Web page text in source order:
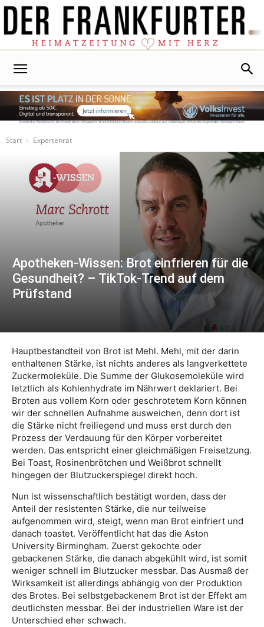
Start
Expertenrat
Apotheken-Wissen: Brot einfrieren für die
Gesundheit? – TikTok-Trend auf dem
Prüfstand
Hauptbestandteil von Brot ist Mehl. Mehl, mit der darin
enthaltenen Stärke, ist nichts anderes als langverkettete
Zuckermoleküle. Die Summe der Glukosemoleküle wird
letztlich als Kohlenhydrate im Nährwert deklariert. Bei
Broten aus vollem Korn oder geschrotetem Korn können
wir der schnellen Aufnahme ausweichen, denn dort ist
die Stärke nicht freiliegend und muss erst durch den
Prozess der Verdauung für den Körper vorbereitet
werden. Das entspricht einer gleichmäßigen Freisetzung.
Bei Toast, Rosinenbrötchen und Weißbrot schnellt
hingegen der Blutzuckerspiegel direkt hoch.
Nun ist wissenschaftlich bestätigt worden, dass der
Anteil der resistenten Stärke, die nur teilweise
aufgenommen wird, steigt, wenn man Brot einfriert und
danach toastet. Veröffentlicht hat das die Aston
University Birmingham. Zuerst gekochte oder
gebackenen Stärke, die danach abgekühlt wird, ist somit
weniger schnell im Blutzucker messbar. Das Ausmaß der
Wirksamkeit ist allerdings abhängig von der Produktion
des Brotes. Bei selbstgebackenem Brot ist der Effekt am
deutlichsten messbar. Bei der industriellen Ware ist der
Unterschied eher schwach.